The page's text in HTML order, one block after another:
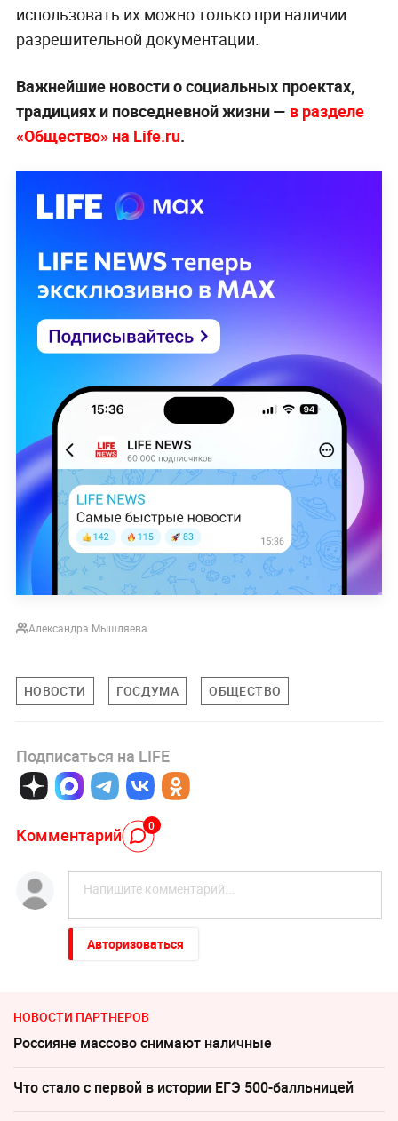
использовать их можно только при наличии
разрешительной документации.
Важнейшие новости о социальных проектах,
традициях и повседневной жизни — в разделе
«Общество» на Life.ru.
Александра Мышляева
НОВОСТИ ГОСДУМА ОБЩЕСТВО
Подписаться на LIFE
Комментарий 0
Авторизоваться
НОВОСТИ ПАРТНЕРОВ
Россияне массово снимают наличные
Что стало с первой в истории ЕГЭ 500-балльницей